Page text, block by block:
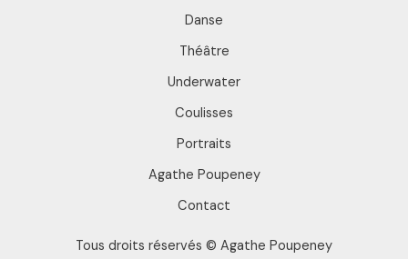
Danse
Théâtre
Underwater
Coulisses
Portraits
Agathe Poupeney
Contact
Tous droits réservés © Agathe Poupeney